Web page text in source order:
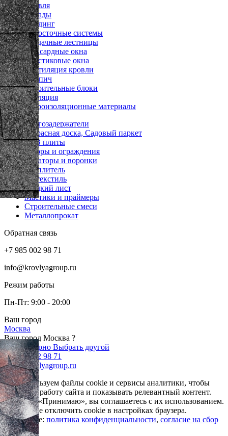
Кровля
Фасады
Сайдинг
Водосточные системы
Чердачные лестницы
Мансардные окна
Пластиковые окна
Вентиляция кровли
Кирпич
Строительные блоки
Изоляция
Гидроизоляционные материалы
Снегозадержатели
Террасная доска, Садовый паркет
OSB плиты
Заборы и ограждения
Аэраторы и воронки
Утеплитель
Геотекстиль
Гладкий лист
Мастики и праймеры
Строительные смеси
Металлопрокат
Обратная связь
+7 985 002 98 71
info@krovlyagroup.ru
Режим работы
Пн-Пт: 9:00 - 20:00
Ваш город
Москва
Ваш город Москва ?
Да, все верно Выбрать другой
+7 985 002 98 71
info@krovlyagroup.ru
Мы используем файлы cookie и сервисы аналитики, чтобы
улучшить работу сайта и показывать релевантный контент.
Нажимая «Принимаю», вы соглашаетесь с их использованием.
Вы можете отключить cookie в настройках браузера.
Подробнее: политика конфиденциальности, согласие на сбор
cookie